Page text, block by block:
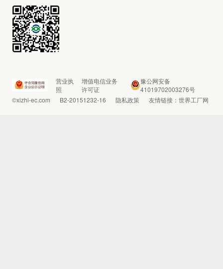
营业执
照
增值电信业务
许可证
豫公网安备
41019702003276号
©xizhi-ec.com
B2-20151232-16 隐私政策 友情链接： 世界工厂网